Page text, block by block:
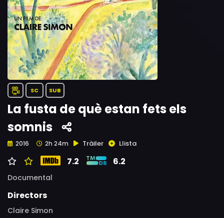
SC SUB
La fusta de què estan fets els
somnis
2016 2h 24m Tràiler Llista
7.2 6.2
Documental
Directors
Claire Simon